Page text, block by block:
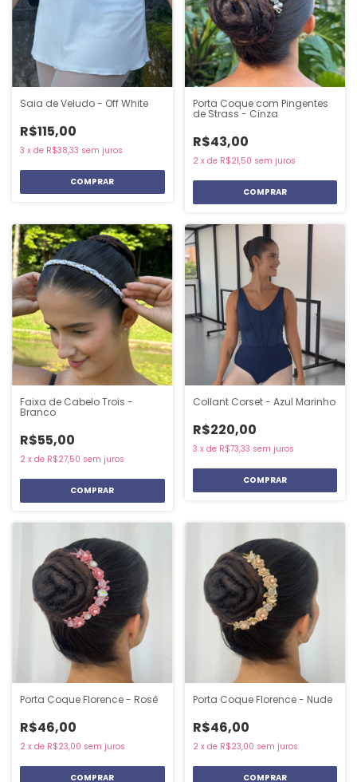
Saia de Veludo - Off White
R$115,00
3 x de R$38,33 sem juros
COMPRAR
Porta Coque com Pingentes
de Strass - Cinza
R$43,00
2 x de R$21,50 sem juros
Faixa de Cabelo Trois -
Branco
R$55,00
2 x de R$27,50 sem juros
Collant Corset - Azul Marinho
R$220,00
3 x de R$73,33 sem juros
COMPRAR
Porta Coque Florence - Rosê
R$46,00
2 x de R$23,00 sem juros
Porta Coque Florence - Nude
R$46,00
2 x de R$23,00 sem juros